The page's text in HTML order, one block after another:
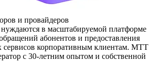
и провайдеров
в масштабируемой платформе
абонентов и предоставления
корпоративным клиентам. МТТ
с 30-летним опытом и собственной